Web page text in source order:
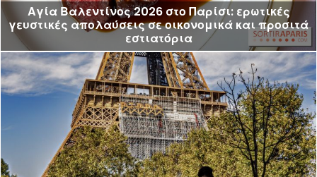
Αγία Βαλεντίνος 2026 στο Παρίσι: ερωτικές
γευστικές απολαύσεις σε οικονομικά και προσιτά
εστιατόρια